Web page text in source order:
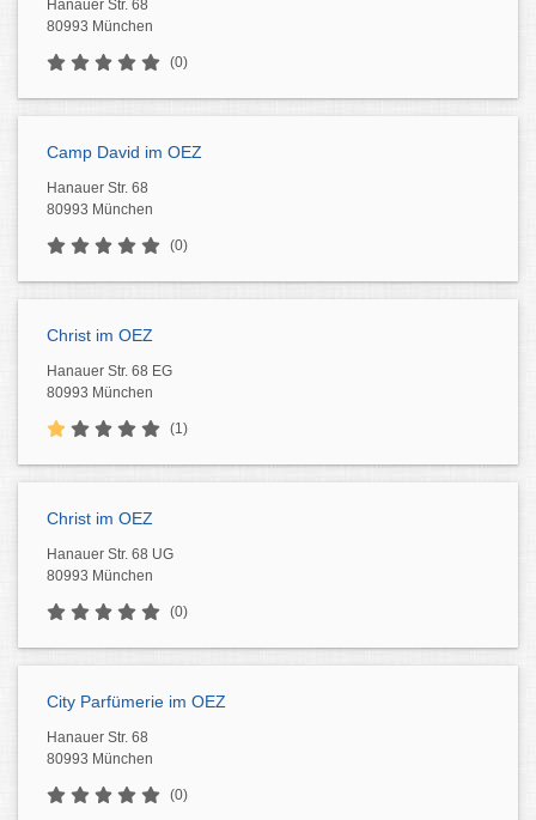
Hanauer Str. 68
80993 München
(0)
Camp David im OEZ
Hanauer Str. 68
80993 München
(0)
Christ im OEZ
Hanauer Str. 68 EG
80993 München
(1)
Christ im OEZ
Hanauer Str. 68 UG
80993 München
(0)
City Parfümerie im OEZ
Hanauer Str. 68
80993 München
(0)